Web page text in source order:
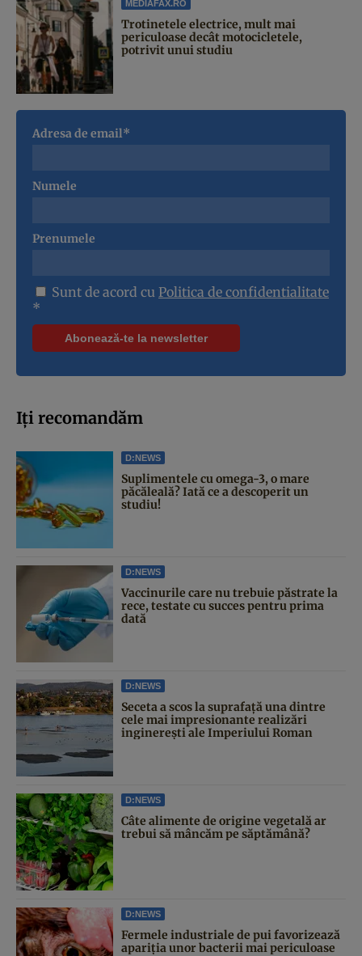
MEDIAFAX.RO
Trotinetele electrice, mult mai
periculoase decât motocicletele,
potrivit unui studiu
Adresa de email*
Numele
Prenumele
Sunt de acord cu Politica de confidentialitate
*
Iți recomandăm
D:NEWS
Suplimentele cu omega-3, o mare
păcăleală? Iată ce a descoperit un
studiu!
D:NEWS
Vaccinurile care nu trebuie păstrate la
rece, testate cu succes pentru prima
dată
D:NEWS
Seceta a scos la suprafață una dintre
cele mai impresionante realizări
inginerești ale Imperiului Roman
D:NEWS
Câte alimente de origine vegetală ar
trebui să mâncăm pe săptămână?
D:NEWS
Fermele industriale de pui favorizează
apariția unor bacterii mai periculoase